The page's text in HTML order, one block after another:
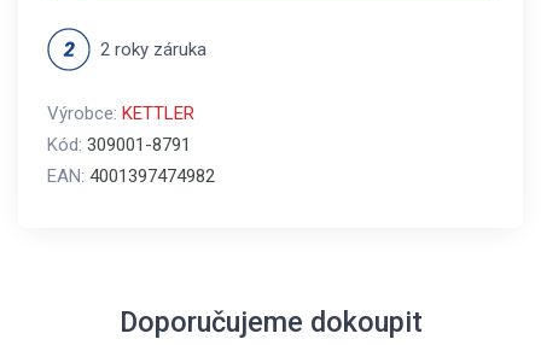
2 roky záruka
Výrobce: KETTLER
Kód: 309001-8791
EAN: 4001397474982
Doporučujeme dokoupit